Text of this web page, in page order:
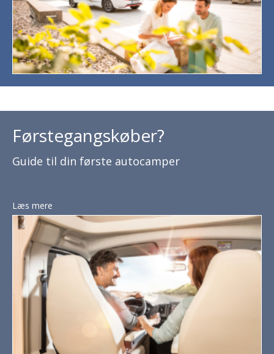
Førstegangskøber?
Guide til din første autocamper
Læs mere